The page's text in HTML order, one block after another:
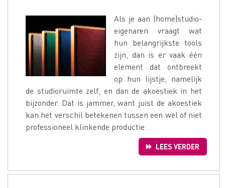
Als je aan (home)studio-
eigenaren vraagt wat
hun belangrijkste tools
zijn, dan is er vaak één
element dat ontbreekt
op hun lijstje, namelijk
de studioruimte zelf, en dan de akoestiek in het
bijzonder. Dat is jammer, want juist de akoestiek
kan het verschil betekenen tussen een wel of niet
professioneel klinkende productie.
LEES VERDER